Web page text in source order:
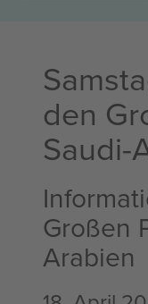
den
Saudi-
Großen
Arabien